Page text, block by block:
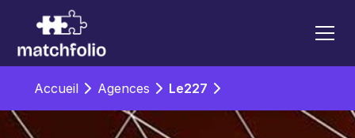
Accueil Agences Le227